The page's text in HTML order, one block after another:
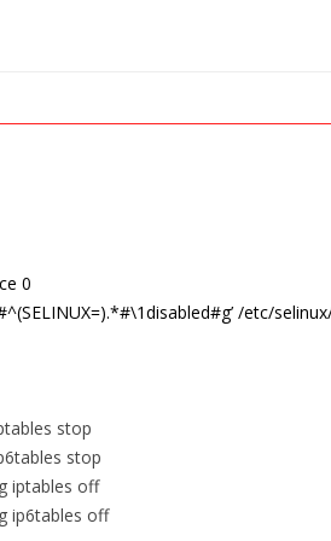
0
SELINUX=).*#\1disabled#g’ /etc/
stop
stop
iptables off
ip6tables off